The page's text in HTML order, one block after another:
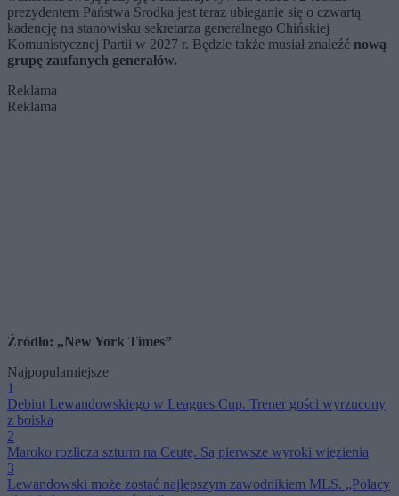
prezydentem Państwa Środka jest teraz ubieganie się o czwartą
kadencję na stanowisku sekretarza generalnego Chińskiej
Komunistycznej Partii w 2027 r. Będzie także musiał znaleźć nową
grupę zaufanych generałów.
Reklama
Reklama
Źródło: „New York Times”
Najpopularniejsze
1
Debiut Lewandowskiego w Leagues Cup. Trener gości wyrzucony
z boiska
2
Maroko rozlicza szturm na Ceutę. Są pierwsze wyroki więzienia
3
Lewandowski może zostać najlepszym zawodnikiem MLS. „Polacy